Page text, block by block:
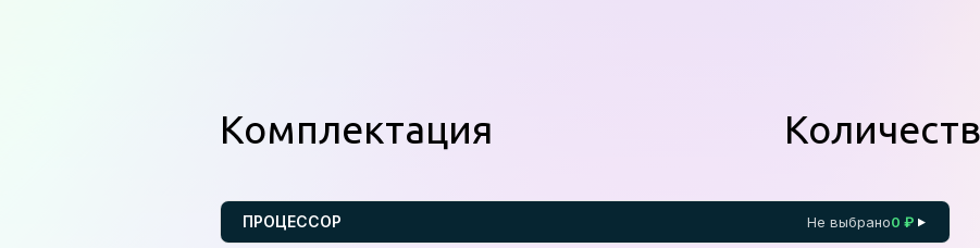
Комплектация
ПРОЦЕССОР Не выбрано0 ₽▼